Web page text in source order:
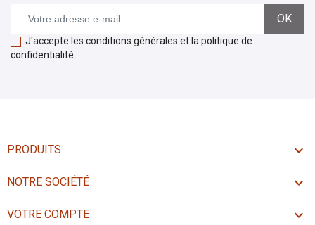
J'accepte les conditions générales et la politique de
confidentialité
PRODUITS 
NOTRE SOCIÉTÉ 
VOTRE COMPTE 